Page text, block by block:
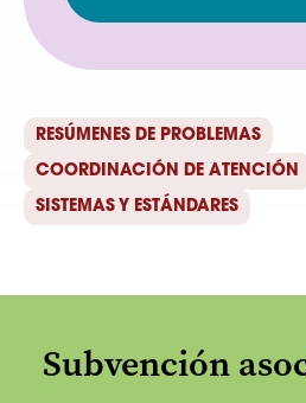
RESÚMENES DE PROBLEMAS
COORDINACIÓN DE ATENCIÓN
SISTEMAS Y ESTÁNDARES
Subvención